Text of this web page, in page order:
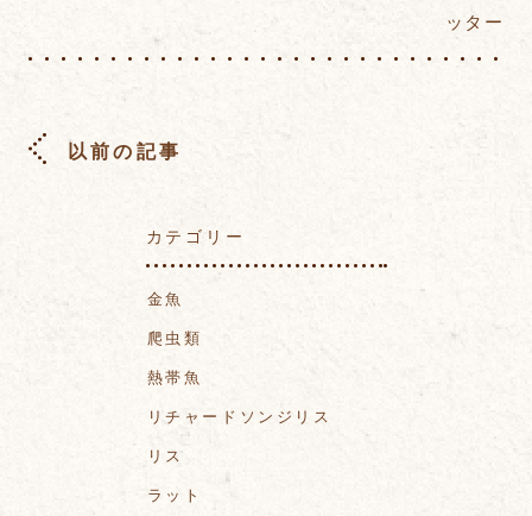
ッター
以前の記事
カテゴリー
金魚
爬虫類
熱帯魚
リチャードソンジリス
リス
ラット